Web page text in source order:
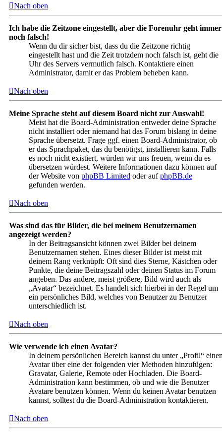
Nach oben
Ich habe die Zeitzone eingestellt, aber die Forenuhr geht immer
noch falsch!
Wenn du dir sicher bist, dass du die Zeitzone richtig
eingestellt hast und die Zeit trotzdem noch falsch ist, geht die
Uhr des Servers vermutlich falsch. Kontaktiere einen
Administrator, damit er das Problem beheben kann.
Nach oben
Meine Sprache steht auf diesem Board nicht zur Auswahl!
Meist hat die Board-Administration entweder deine Sprache
nicht installiert oder niemand hat das Forum bislang in deine
Sprache übersetzt. Frage ggf. einen Board-Administrator, ob
er das Sprachpaket, das du benötigst, installieren kann. Falls
es noch nicht existiert, würden wir uns freuen, wenn du es
übersetzen würdest. Weitere Informationen dazu können auf
der Website von phpBB Limited oder aufphpBB.de
gefunden werden.
Nach oben
Was sind das für Bilder, die bei meinem Benutzernamen
angezeigt werden?
In der Beitragsansicht können zwei Bilder bei deinem
Benutzernamen stehen. Eines dieser Bilder ist meist mit
deinem Rang verknüpft: Oft sind dies Sterne, Kästchen oder
Punkte, die deine Beitragszahl oder deinen Status im Forum
angeben. Das andere, meist größere, Bild wird auch als
„Avatar“ bezeichnet. Es handelt sich hierbei in der Regel um
ein persönliches Bild, welches von Benutzer zu Benutzer
unterschiedlich ist.
Nach oben
Wie verwende ich einen Avatar?
In deinem persönlichen Bereich kannst du unter „Profil“
Avatar über eine der folgenden vier Methoden hinzufügen:
Gravatar, Galerie, Remote oder Hochladen. Die Board-
Administration kann bestimmen, ob und wie die Benutzer
Avatare benutzen können. Wenn du keinen Avatar benutzen
kannst, solltest du die Board-Administration kontaktieren.
Nach oben